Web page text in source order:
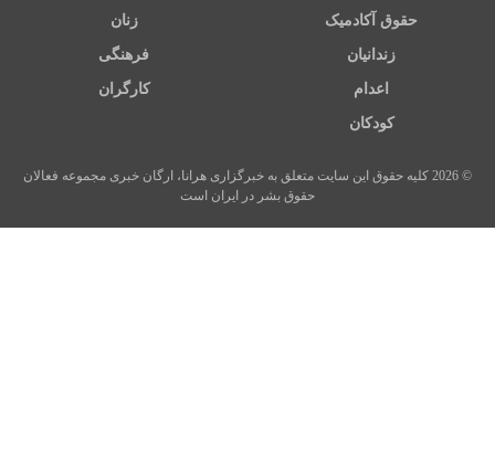
حقوق آکادمیک زنان
زندانیان فرهنگی
اعدام کارگران
کودکان
© 2026 کلیه حقوق این سایت متعلق به خبرگزاری هرانا، ارگان خبری مجموعه فعالان
حقوق بشر در ایران است